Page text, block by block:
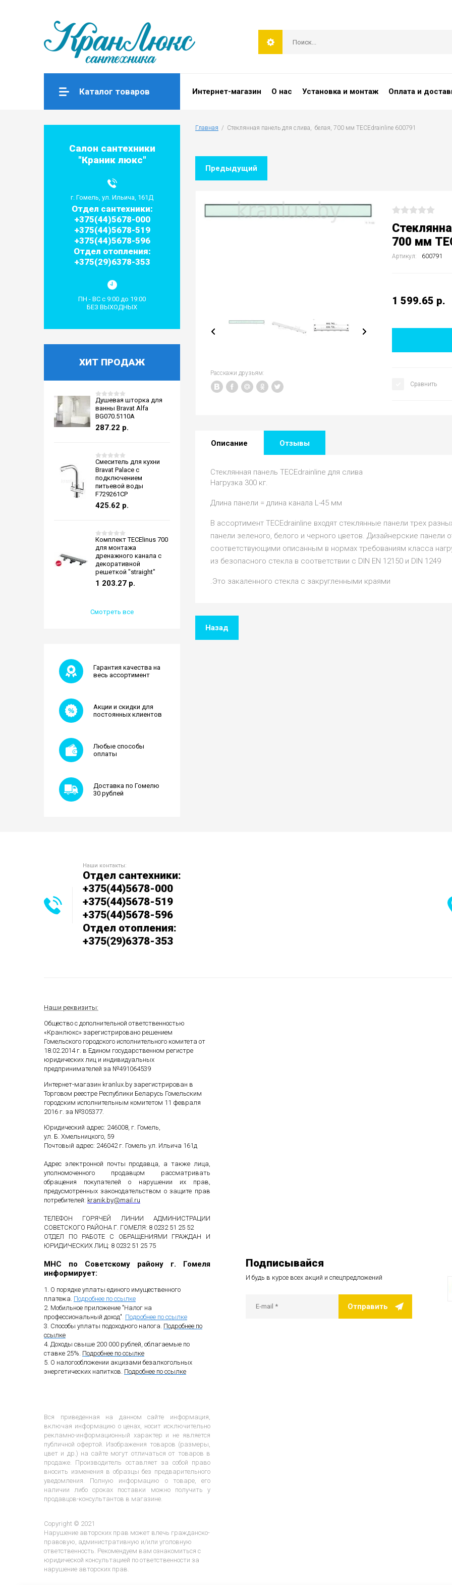
Каталог товаров Интернет-магазин О нас Установка и монтаж Оплата и
Салон сантехники
"Краник люкс"
г. Гомель, ул. Ильича, 161Д
Отдел сантехники:
+375(44)5678-000
+375(44)5678-519
+375(44)5678-596
Отдел отопления:
+375(29)6378-353
ПН - ВС с 9:00 до 19:00
БЕЗ ВЫХОДНЫХ
ХИТ ПРОДАЖ
Душевая шторка для
ванны Bravat Alfa
BG070.5110A
287.22 р.
Смеситель для кухни
Bravat Palace с
подключением
питьевой воды
F729261CP
425.62 р.
Комплект TECElinus 700
для монтажа
дренажного канала с
декоративной
решеткой "straight"
1 203.27 р.
Смотреть все
Гарантия качества на
весь ассортимент
Акции и скидки для
постоянных клиентов
Любые способы
оплаты
Доставка по Гомелю
30 рублей
Главная
  /  Стеклянная панель для слива,  белая, 700 мм TECEdrainline 600791
Предыдущий
Расскажи друзьям:
700 мм
Артикул: 600791
1 599.65 р.
Сравнить
Описание Отзывы
Стеклянная панель ТЕСЕdrainlinе для слива
Нагрузка 300 кг.
Длина панели = длина канала L-45 мм
В ассортимент TECEdrainline входят стеклянные панели трех
панели зеленого, белого и черного цветов. Дизайнерские панели
соответствующими описанным в нормах требованиям класса
из безопасного стекла в соответствии с DIN EN 12150 и DIN 1249
.Это закаленного стекла с закругленными краями
Назад
Наши контакты:
Отдел сантехники:
+375(44)5678-000
+375(44)5678-519
+375(44)5678-596
Отдел отопления:
+375(29)6378-353
Наши реквизиты:
Общество с дополнительной ответственностью
«Кранлюкс» зарегистрировано решением
Гомельского городского исполнительного комитета от
18.02.2014 г. в Едином государственном регистре
юридических лиц и индивидуальных
предпринимателей за №491064539
Интернет-магазин kranlux.by зарегистрирован в
Торговом реестре Республики Беларусь Гомельским
городским исполнительным комитетом 11 февраля
2016 г. за №305377.
Юридический адрес: 246008, г. Гомель,
ул. Б. Хмельницкого, 59
Почтовый адрес: 246042 г. Гомель ул. Ильича 161д
Адрес электронной почты продавца, а также лица,
уполномоченного продавцом рассматривать
обращения покупателей о нарушении их прав,
предусмотренных законодательством о защите прав
потребителей: kranik.by@mail .ru
ТЕЛЕФОН ГОРЯЧЕЙ ЛИНИИ АДМИНИСТРАЦИИ
СОВЕТСКОГО РАЙОНА Г. ГОМЕЛЯ: 8 0232 51 25 52
ОТДЕЛ ПО РАБОТЕ С ОБРАЩЕНИЯМИ ГРАЖДАН И
ЮРИДИЧЕСКИХ ЛИЦ: 8 0232 51 25 75
МНС по Советскому району г. Гомеля
информирует:
1. О порядке уплаты единого имущественного
платежа. Подробнее по ссылке
2. Мобильное приложение "Налог на
профессиональный доход". Подробнее по ссылке
3. Способы уплаты подоходного налога. Подробнее по
ссылке
4. Доходы свыше 200 000 рублей, облагаемые по
ставке 25%. Подробнее по ссылке
5. О налогообложении акцизами безалкогольных
энергетических напитков. Подробнее по ссылке
Вся приведенная на данном сайте информация,
включая информацию о ценах, носит исключительно
рекламно-информационный характер и не является
публичной офертой. Изображения товаров (размеры,
цвет и др.) на сайте могут отличаться от товаров в
продаже. Производитель оставляет за собой право
вносить изменения в образцы без предварительного
уведомления. Полную информацию о товаре, его
наличии либо сроках поставки можно получить у
продавцов-консультантов в магазине.
Copyright © 2021
Нарушение авторских прав может влечь гражданско-
правовую, административную и/или уголовную
ответственность. Рекомендуем вам ознакомиться с
юридической консультацией по ответственности за
нарушение авторских прав.
Подписывайся
И будь в курсе всех акций и спецпредложений
Отправить